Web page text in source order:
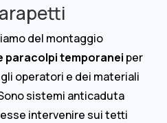
del montaggio
paracolpi temporanei per
operatori e dei materiali
sistemi anticaduta
intervenire sui tetti